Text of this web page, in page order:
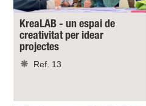
KreaLAB - un espai de
creativitat per idear
projectes
Ref. 13